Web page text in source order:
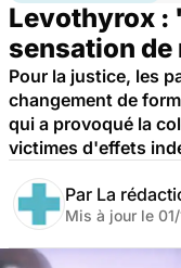
Levothyrox :
sensation
Pour la justice, les
changement de
qui a provoqué la
victimes d'effets
Par La
Mis à jour le